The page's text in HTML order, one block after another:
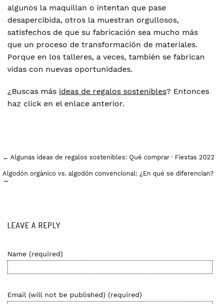
algunos la maquillan o intentan que pase
desapercibida, otros la muestran orgullosos,
satisfechos de que su fabricación sea mucho más
que un proceso de transformación de materiales.
Porque en los talleres, a veces, también se fabrican
vidas con nuevas oportunidades.
¿Buscas más ideas de regalos sostenibles? Entonces
haz click en el enlace anterior.
POST
NAVIGATION
← Algunas ideas de regalos sostenibles: Qué comprar · Fiestas 2022
Algodón orgánico vs. algodón convencional: ¿En qué se diferencian?
→
LEAVE A REPLY
Name (required)
Email (will not be published) (required)